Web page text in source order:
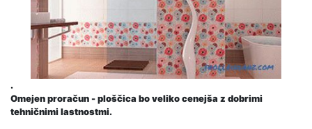
.
Omejen proračun - ploščica bo veliko cenejša z dobrimi
tehničnimi lastnostmi.